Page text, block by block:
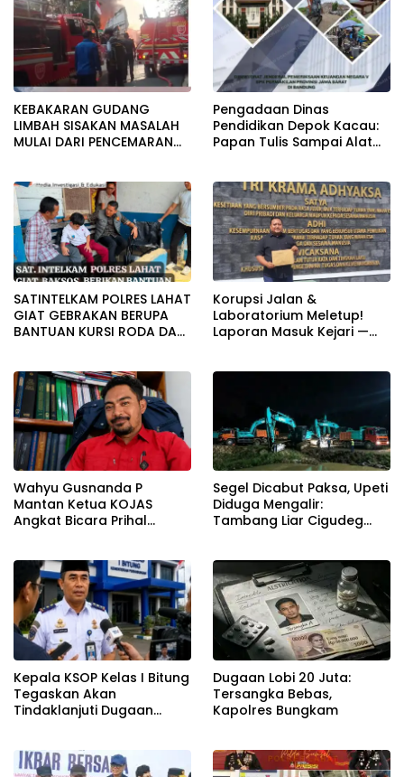
KEBAKARAN GUDANG
LIMBAH SISAKAN MASALAH
MULAI DARI PENCEMARAN
IZIN LINGKUNGAN
Pengadaan Dinas
Pendidikan Depok Kacau:
Papan Tulis Sampai Alat
Disembunyikan!
SATINTELKAM POLRES LAHAT
GIAT GEBRAKAN BERUPA
BANTUAN KURSI RODA DAN
Korupsi Jalan &
Laboratorium Meletup!
Laporan Masuk Kejari —
Wahyu Gusnanda P
Mantan Ketua KOJAS
Angkat Bicara Prihal
Segel Dicabut Paksa, Upeti
Diduga Mengalir:
Tambang Liar Cigudeg
Kepala KSOP Kelas I Bitung
Tegaskan Akan
Tindaklanjuti Dugaan
Masyarakat
Dugaan Lobi 20 Juta:
Tersangka Bebas,
Kapolres Bungkam